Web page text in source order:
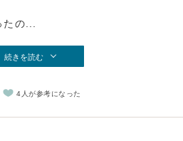
の...
続きを読む
4人が参考になった